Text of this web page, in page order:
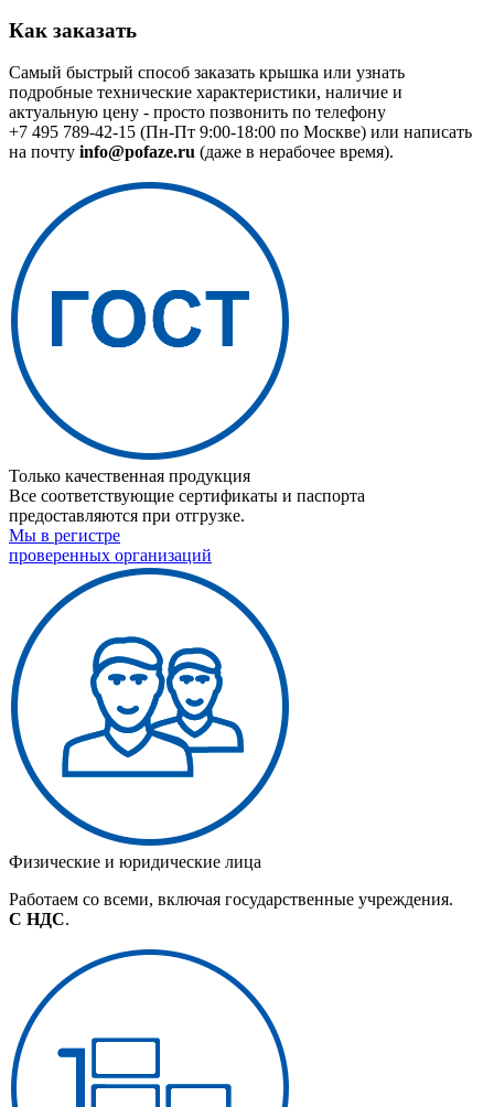
Как заказать
Самый быстрый способ заказать крышка или узнать
подробные технические характеристики, наличие и
актуальную цену - просто позвонить по телефону
+7 495 789-42-15 (Пн-Пт 9:00-18:00 по Москве) или написать
на почту info@pofaze.ru (даже в нерабочее время).
Только качественная продукция
Все соответствующие сертификаты и паспорта
предоставляются при отгрузке.
Мы в регистре
проверенных организаций
Физические и юридические лица
Работаем со всеми, включая государственные учреждения.
С НДС.